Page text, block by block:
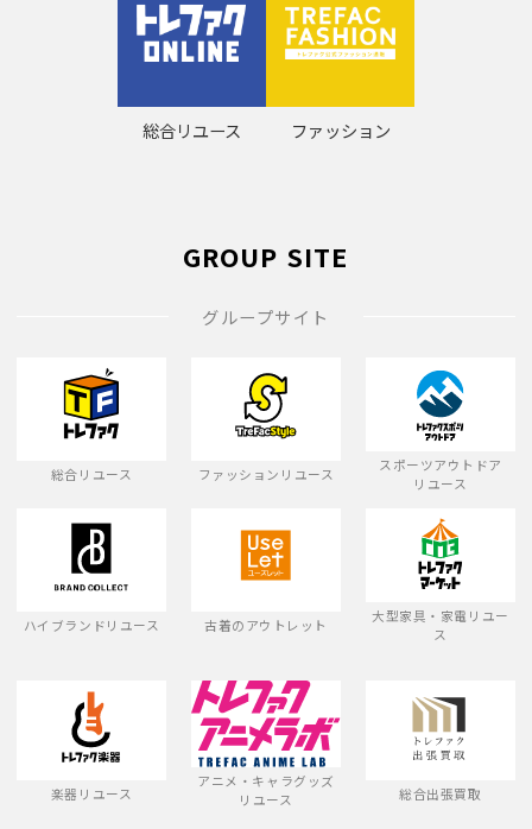
総合リユース ファッション
GROUP SITE
グループサイト
総合リユース ファッションリユース
スポーツアウトドア
リユース
ハイブランドリユース 古着のアウトレット
大型家具・家電リユー
ス
楽器リユース
アニメ・キャラグッズ
リユース
総合出張買取